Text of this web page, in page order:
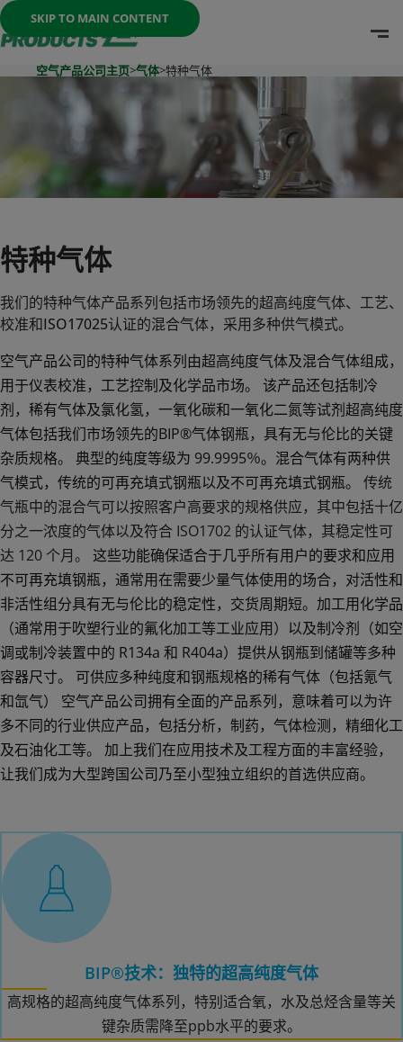
SKIP TO MAIN CONTENT
Once the menu is open you can move between options
空气产品公司主页>气体>特种气体
特种气体
我们的特种气体产品系列包括市场领先的超高纯度气体、工艺、
校准和ISO17025认证的混合气体，采用多种供气模式。
空气产品公司的特种气体系列由超高纯度气体及混合气体组成，
用于仪表校准，工艺控制及化学品市场。 该产品还包括制冷
剂，稀有气体及氯化氢，一氧化碳和一氧化二氮等试剂超高纯度
气体包括我们市场领先的BIP®气体钢瓶，具有无与伦比的关键
杂质规格。 典型的纯度等级为 99.9995％。混合气体有两种供
气模式，传统的可再充填式钢瓶以及不可再充填式钢瓶。 传统
气瓶中的混合气可以按照客户高要求的规格供应，其中包括十亿
分之一浓度的气体以及符合 ISO1702 的认证气体，其稳定性可
达 120 个月。
这些功能确保适合于几乎所有用户的要求和应用
不可再充填钢瓶，通常用在需要少量气体使用的场合，对活性和
非活性组分具有无与伦比的稳定性，交货周期短。加工用化学品
（通常用于吹塑行业的氟化加工等工业应用）以及制冷剂（如空
调或制冷装置中的 R134a 和 R404a）提供从钢瓶到储罐等多种
容器尺寸。 可供应多种纯度和钢瓶规格的稀有气体（包括氪气
和氙气） 空气产品公司拥有全面的产品系列，意味着可以为许
多不同的行业供应产品，包括分析，制药，气体检测，精细化工
及石油化工等。 加上我们在应用技术及工程方面的丰富经验，
让我们成为大型跨国公司乃至小型独立组织的首选供应商。
空气产品公司的特种气体有什
么优势？
BIP®技术：独特的超高纯度气体
高规格的超高纯度气体系列，特别适合氧，水及总烃含量等关
键杂质需降至ppb水平的要求。